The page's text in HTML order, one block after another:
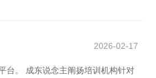
2026-02-17
台。 成东说念主阐扬培训机构针对